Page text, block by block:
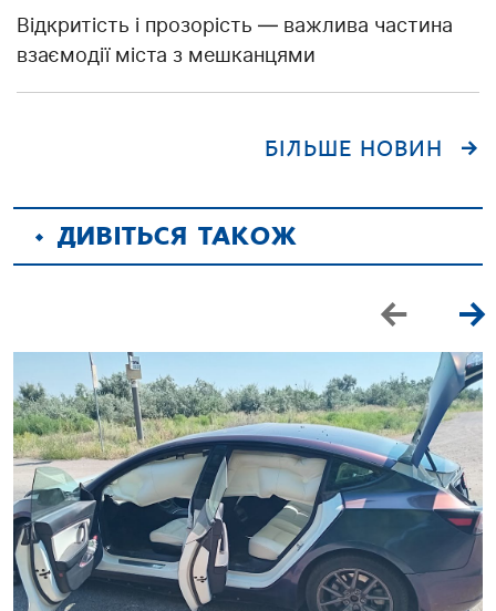
Відкритість і прозорість — важлива частина
взаємодії міста з мешканцями
БІЛЬШЕ НОВИН
ДИВІТЬСЯ ТАКОЖ